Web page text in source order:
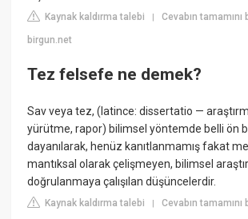
Kaynak kaldırma talebi |Cevabın
birgun.net
Tez felsefe ne demek?
Sav veya tez, (latince: dissertatio —
yürütme, rapor) bilimsel yöntemde belli ön
dayanılarak, henüz kanıtlanmamış fakat
mantıksal olarak çelişmeyen, bilimsel
doğrulanmaya çalışılan düşüncelerdir.
Kaynak kaldırma talebi |Cevabın